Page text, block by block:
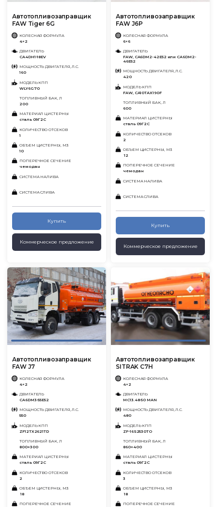
Автотопливозаправщик
FAW Tiger 6G
КОЛЕСНАЯ ФОРМУЛА
4×2
ДВИГАТЕЛЬ
CA4DH1-18EV
МОЩНОСТЬ ДВИГАТЕЛЯ, Л.С.
160
МОДЕЛЬ КПП
WLY6G70
ТОПЛИВНЫЙ БАК, Л
200
МАТЕРИАЛ ЦИСТЕРНЫ
сталь 09Г2С
КОЛИЧЕСТВО ОТСЕКОВ
1
ОБЪЕМ ЦИСТЕРНЫ, М3
10
ПОПЕРЕЧНОЕ СЕЧЕНИЕ
чемодан
СИСТЕМА НАЛИВА
СИСТЕМА СЛИВА
Купить
Коммерческое предложение
Автотопливозаправщик
FAW J6P
КОЛЕСНАЯ ФОРМУЛА
6×6
ДВИГАТЕЛЬ
FAW, CA6DM2-42E52 или CA6DM2-
46E52
МОЩНОСТЬ ДВИГАТЕЛЯ, Л.С.
420
МОДЕЛЬ КПП
FAW, CA10TAX190F
ТОПЛИВНЫЙ БАК, Л
600
МАТЕРИАЛ ЦИСТЕРНЫ
сталь 09Г2С
КОЛИЧЕСТВО ОТСЕКОВ
2
ОБЪЕМ ЦИСТЕРНЫ, М3
12
ПОПЕРЕЧНОЕ СЕЧЕНИЕ
чемодан
СИСТЕМА НАЛИВА
СИСТЕМА СЛИВА
Купить
Коммерческое предложение
Автотопливозаправщик
FAW J7
КОЛЕСНАЯ ФОРМУЛА
4×2
ДВИГАТЕЛЬ
CA6DM3-55E52
МОЩНОСТЬ ДВИГАТЕЛЯ, Л.С.
550
МОДЕЛЬ КПП
ZF12TX2621TD
ТОПЛИВНЫЙ БАК, Л
800+300
МАТЕРИАЛ ЦИСТЕРНЫ
сталь 09Г2С
КОЛИЧЕСТВО ОТСЕКОВ
2
ОБЪЕМ ЦИСТЕРНЫ, М3
18
ПОПЕРЕЧНОЕ СЕЧЕНИЕ
Автотопливозаправщик
SITRAK C7H
КОЛЕСНАЯ ФОРМУЛА
4×2
ДВИГАТЕЛЬ
MC13.48-50 MAN
МОЩНОСТЬ ДВИГАТЕЛЯ, Л.С.
480
МОДЕЛЬ КПП
ZF-16S2530TO
ТОПЛИВНЫЙ БАК, Л
860+400
МАТЕРИАЛ ЦИСТЕРНЫ
сталь 09Г2С
КОЛИЧЕСТВО ОТСЕКОВ
3
ОБЪЕМ ЦИСТЕРНЫ, М3
18
ПОПЕРЕЧНОЕ СЕЧЕНИЕ